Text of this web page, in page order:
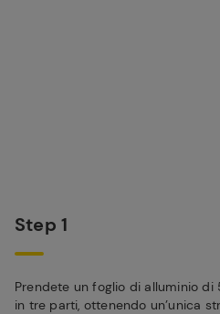
Step 1
Prendete un foglio di alluminio
in tre parti, ottenendo un’unica